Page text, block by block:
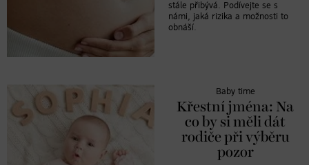
stále přibývá. Podívejte se s
námi, jaká rizika a možnosti to
obnáší.
Baby time
Křestní jména: Na
co by si měli dát
rodiče při výběru
pozor